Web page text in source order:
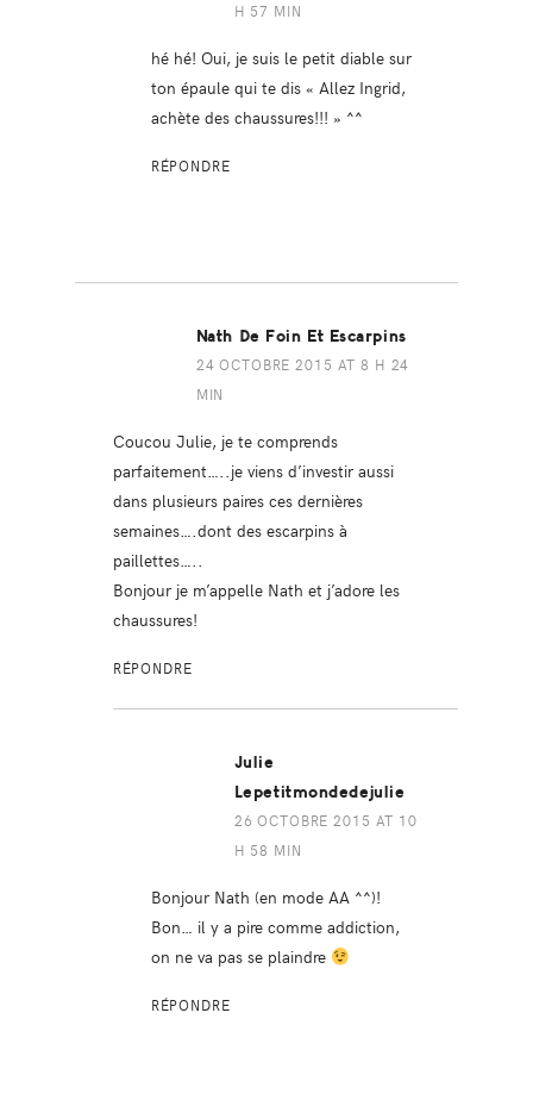
H 57 MIN
hé hé! Oui, je suis le petit diable sur
ton épaule qui te dis « Allez Ingrid,
achète des chaussures!!! » ^^
RÉPONDRE
Nath De Foin Et Escarpins
24 OCTOBRE 2015 AT 8 H 24
MIN
Coucou Julie, je te comprends
parfaitement…..je viens d’investir aussi
dans plusieurs paires ces dernières
semaines….dont des escarpins à
paillettes…..
Bonjour je m’appelle Nath et j’adore les
chaussures!
RÉPONDRE
Julie
Lepetitmondedejulie
26 OCTOBRE 2015 AT 10
H 58 MIN
Bonjour Nath (en mode AA ^^)!
Bon… il y a pire comme addiction,
on ne va pas se plaindre
RÉPONDRE